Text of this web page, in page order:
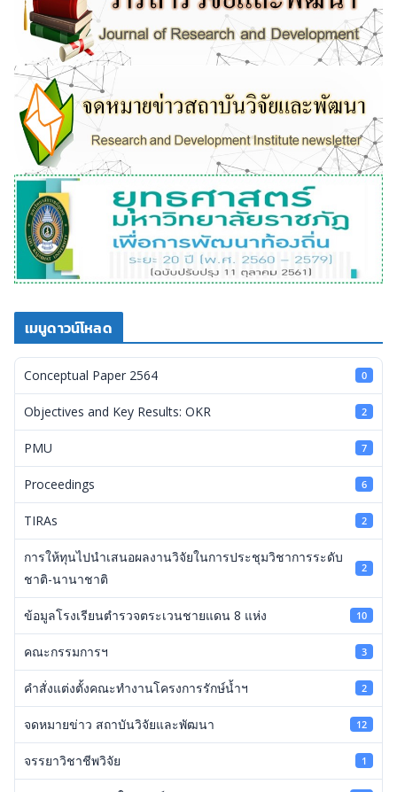
เมนูดาวน์โหลด
Conceptual Paper 2564 0
Objectives and Key Results: OKR 2
PMU 7
Proceedings 6
TIRAs 2
การให้ทุนไปนำเสนอผลงานวิจัยในการประชุมวิชาการระดับ
ชาติ-นานาชาติ
2
ข้อมูลโรงเรียนตำรวจตระเวนชายแดน 8 แห่ง 10
คณะกรรมการฯ 3
คำสั่งแต่งตั้งคณะทำงานโครงการรักษ์น้ำฯ 2
จดหมายข่าว สถาบันวิจัยและพัฒนา 12
จรรยาวิชาชีพวิจัย 1